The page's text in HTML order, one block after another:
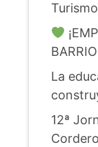
La
12ª